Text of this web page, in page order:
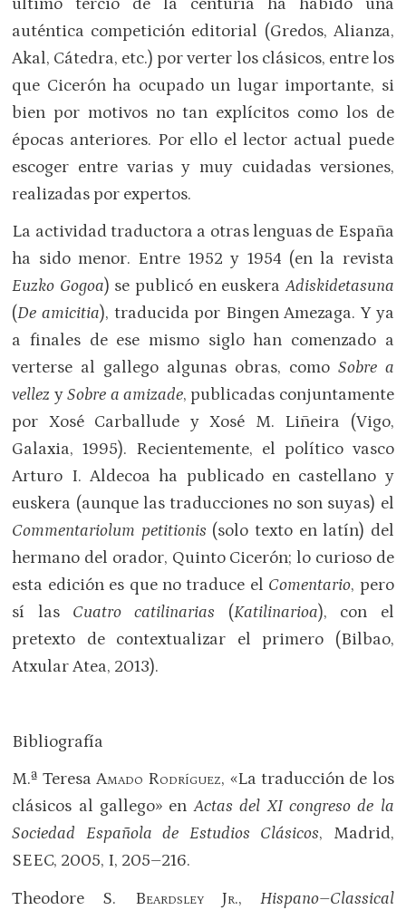
último tercio de la centuria ha habido una
auténtica competición editorial (Gredos, Alianza,
Akal, Cátedra, etc.) por verter los clásicos, entre los
que Cicerón ha ocupado un lugar importante, si
bien por motivos no tan explícitos como los de
épocas anteriores. Por ello el lector actual puede
escoger entre varias y muy cuidadas versiones,
realizadas por expertos.
La actividad traductora a otras lenguas de España
ha sido menor. Entre 1952 y 1954 (en la revista
Euzko Gogoa) se publicó en euskeraAdiskidetasuna
(De amicitia), traducida por Bingen Amezaga. Y ya
a finales de ese mismo siglo han comenzado a
verterse al gallego algunas obras, como Sobre a
vellez ySobre a amizade, publicadas conjuntamente
por Xosé Carballude y Xosé M. Liñeira (Vigo,
Galaxia, 1995). Recientemente, el político vasco
Arturo I. Aldecoa ha publicado en castellano y
euskera (aunque las traducciones no son suyas) el
Commentariolum petitionis (solo texto en latín) del
hermano del orador, Quinto Cicerón; lo curioso de
esta edición es que no traduce el Comentario, pero
sí las Cuatro catilinarias (Katilinarioa), con el
pretexto de contextualizar el primero (Bilbao,
Atxular Atea, 2013).
Bibliografía
M.ª TeresaAmado Rodríguez, «La traducción de los
clásicos al gallego» enActas del XI congreso de la
Sociedad Española de Estudios Clásicos, Madrid,
SEEC, 2005, I, 205–216.
Theodore S. Beardsley Jr., Hispano–Classical